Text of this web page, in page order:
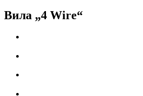
Вила „4 Wire“